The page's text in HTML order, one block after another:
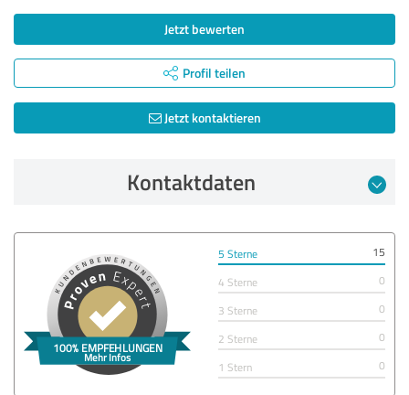
Jetzt bewerten
Profil teilen
Jetzt kontaktieren
Kontaktdaten
5 Sterne
15
4 Sterne
0
3 Sterne
0
2 Sterne
0
1 Stern
0